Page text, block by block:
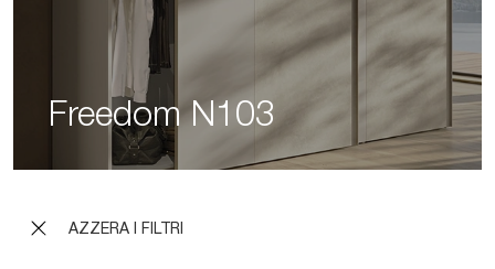
AZZERA I FILTRI
Freedom N103